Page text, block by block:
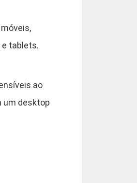
tablets.
ao
um desktop